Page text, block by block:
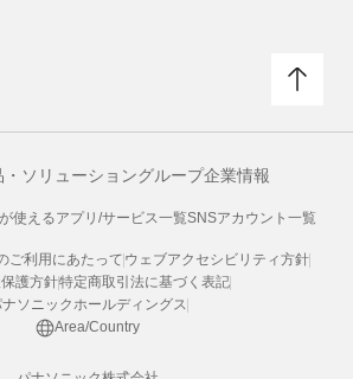
ソリューショングループ企業情報
使えるアプリ/サービス一覧SNSアカウント一覧
ご利用にあたって ウェブアクセシビリティ方針
護方針特定商取引法に基づく表記
ソニックホールディングス
Area/Country